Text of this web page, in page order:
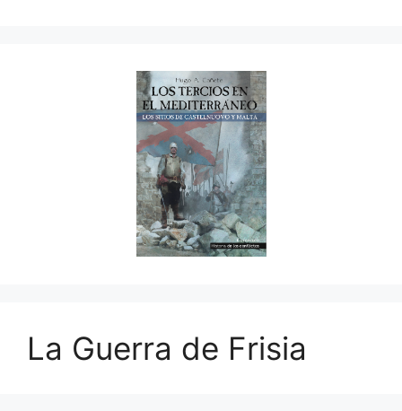
La Guerra de Frisia